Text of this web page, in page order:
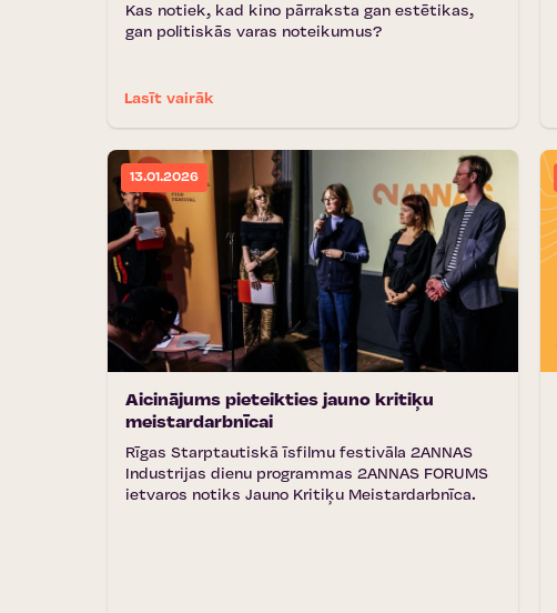
Kas notiek, kad kino pārraksta gan estētikas,
gan politiskās varas noteikumus?
Lasīt vairāk
13.01.2026
Aicinājums pieteikties jauno kritiķu
meistardarbnīcai
Rīgas Starptautiskā īsfilmu festivāla 2ANNAS
Industrijas dienu programmas 2ANNAS FORUMS
ietvaros notiks Jauno Kritiķu Meistardarbnīca.